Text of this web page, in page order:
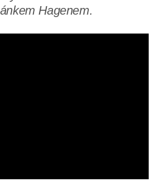
Hagenem.